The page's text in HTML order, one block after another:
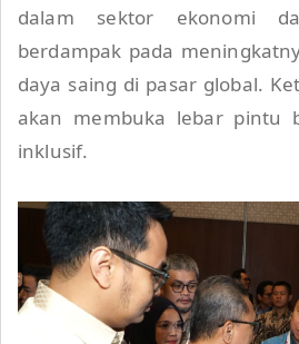
dalam sektor ekonomi
berdampak pada
daya saing di pasar global.
akan membuka lebar pintu
inklusif.